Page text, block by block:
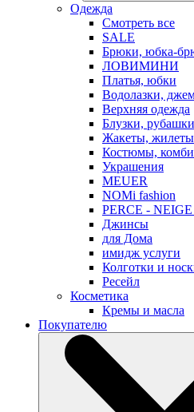
Одежда
Смотреть все
SALE
Брюки, юбка-
ЛОВИМИНИ
Платья, юбки
Водолазки,
Верхняя одежда
Блузки,
Жакеты, жилеты
Костюмы,
Украшения
MEUER
NOMi fashion
PERCE - NEIGE
Джинсы
для Дома
имидж услуги
Колготки и
Ресейл
Косметика
Кремы и масла
Покупателю